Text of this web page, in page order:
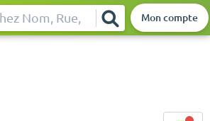
Mon compte